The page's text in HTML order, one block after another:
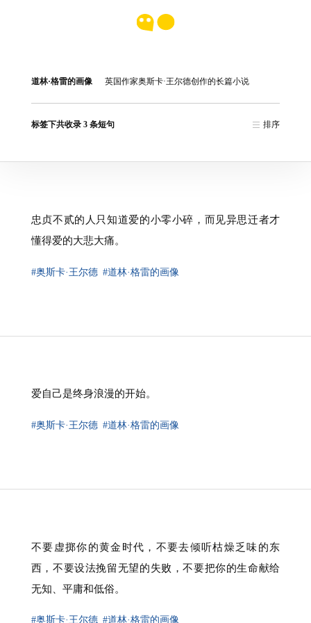
道林·格雷的画像 英国作家奥斯卡·王尔德创作的长篇小说
标签下共收录 3 条短句 排序
忠贞不贰的人只知道爱的小零小碎，而见异思迁者才
懂得爱的大悲大痛。
#奥斯卡·王尔德 #道林·格雷的画像
爱自己是终身浪漫的开始。
#奥斯卡·王尔德 #道林·格雷的画像
不要虚掷你的黄金时代，不要去倾听枯燥乏味的东
西，不要设法挽留无望的失败，不要把你的生命献给
无知、平庸和低俗。
#奥斯卡·王尔德 #道林·格雷的画像